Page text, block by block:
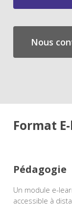
Nous
Format
Pédagogie
Un module e-
accessible à